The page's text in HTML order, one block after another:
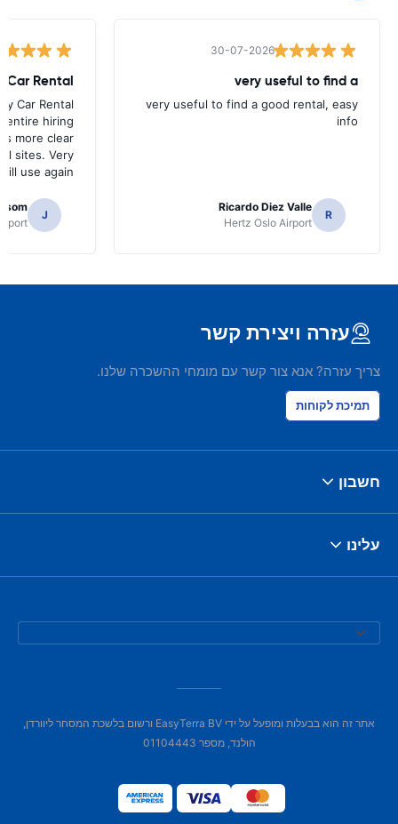
30-07-2026
very useful to find a
very useful to find a good rental, easy
info
R
Ricardo Diez Valle
Hertz Oslo Airport
Car Rental
Car Rental
entire hiring
more clear
sites. Very
use again.
J
עזרה ויצירת קשר
צריך עזרה? אנא צור קשר עם מומחי ההשכרה שלנו.
תמיכת לקוחות
חשבון
עלינו
אתר זה הוא בבעלות ומופעל על ידי EasyTerra BV ורשום בלשכת המסחר ליוורדן,
הולנד, מספר 01104443